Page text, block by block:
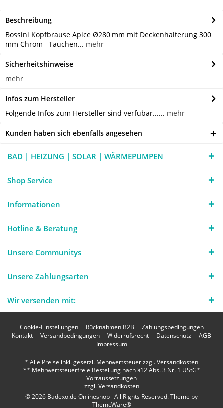
Beschreibung
Bossini Kopfbrause Apice Ø280 mm mit Deckenhalterung 300
mm Chrom Tauchen... mehr
Sicherheitshinweise
mehr
Infos zum Hersteller
Folgende Infos zum Hersteller sind verfübar...... mehr
Kunden haben sich ebenfalls angesehen
BAD | HEIZUNG | SOLAR | WÄRMEPUMPEN
Shop Service
Informationen
Hotline & Beratung
Unsere Communitys
Unsere Zahlungsarten
Wir versenden mit:
Cookie-Einstellungen Rücknahmen B2B
Zahlungsbedingungen
Kontakt
Versandbedingungen Widerrufsrecht Datenschutz
AGB
Impressum
* Alle Preise inkl. gesetzl. Mehrwertsteuer zzgl.Versandkosten
** Mehrwertsteuerfreie Bestellung nach §12 Abs. 3 Nr. 1 UStG*
Vorraussetzungen
zzgl. Versandkosten
© 2026 Badexo.de Onlineshop - All Rights Reserved. Theme by
ThemeWare®